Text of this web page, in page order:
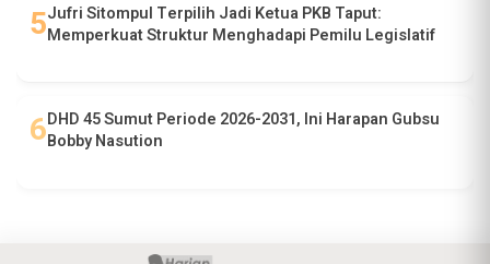
Jufri Sitompul Terpilih Jadi Ketua PKB Taput:
Memperkuat Struktur Menghadapi Pemilu Legislatif
DHD 45 Sumut Periode 2026-2031, Ini Harapan Gubsu
Bobby Nasution